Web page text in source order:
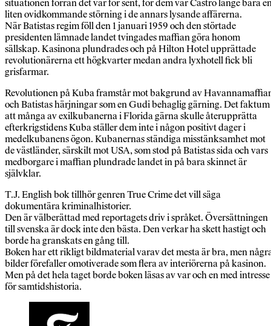
situationen förrän det var för sent, för dem var Castro länge bara
liten ovidkommande störning i de annars lysande affärerna.
När Batistas regim föll den 1 januari 1959 och den störtade
presidenten lämnade landet tvingades maffian göra honom
sällskap. Kasinona plundrades och på Hilton Hotel upprättade
revolutionärerna ett högkvarter medan andra lyxhotell fick bli
grisfarmar.
Revolutionen på Kuba framstår mot bakgrund av
och Batistas härjningar som en Gudi behaglig gärning. Det faktum
att många av exilkubanerna i Florida gärna skulle återupprätta
efterkrigstidens Kuba ställer dem inte i någon positivt dager i
medelkubanens ögon. Kubanernas ständiga misstänksamhet mot
de västländer, särskilt mot USA, som stod på Batistas sida och vars
medborgare i maffian plundrade landet in på bara skinnet är
självklar.
T.J. English bok tillhör genren True Crime det vill säga
dokumentära kriminalhistorier.
Den är välberättad med reportagets driv i språket. Översättningen
till svenska är dock inte den bästa. Den verkar ha skett hastigt och
borde ha granskats en gång till.
Boken har ett rikligt bildmaterial varav det mesta är bra, men
bilder förefaller omotiverade som flera av interiörerna på kasinon.
Men på det hela taget borde boken läsas av var och en med intresse
för samtidshistoria.